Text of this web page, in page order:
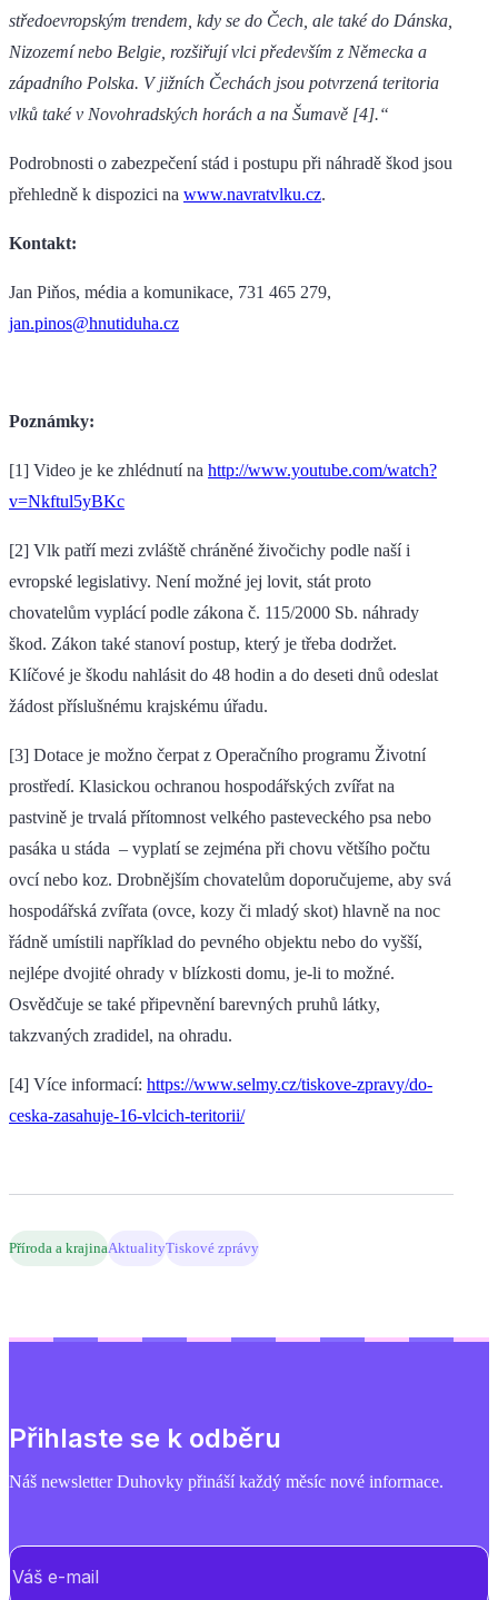
středoevropským trendem, kdy se do Čech, ale také do Dánska,
Nizozemí nebo Belgie, rozšiřují vlci především z Německa a
západního Polska. V jižních Čechách jsou potvrzená teritoria
vlků také v Novohradských horách a na Šumavě [4].“
Podrobnosti o zabezpečení stád i postupu při náhradě škod jsou
přehledně k dispozici na www.navratvlku.cz.
Kontakt:
Jan Piňos, média a komunikace, 731 465 279,
jan.pinos@hnutiduha.cz
Poznámky:
[1] Video je ke zhlédnutí na http://www.youtube.com/watch?
v=Nkftul5yBKc
[2] Vlk patří mezi zvláště chráněné živočichy podle naší i
evropské legislativy. Není možné jej lovit, stát proto
chovatelům vyplácí podle zákona č. 115/2000 Sb. náhrady
škod. Zákon také stanoví postup, který je třeba dodržet.
Klíčové je škodu nahlásit do 48 hodin a do deseti dnů odeslat
žádost příslušnému krajskému úřadu.
[3] Dotace je možno čerpat z Operačního programu Životní
prostředí. Klasickou ochranou hospodářských zvířat na
pastvině je trvalá přítomnost velkého pasteveckého psa nebo
pasáka u stáda – vyplatí se zejména při chovu většího počtu
ovcí nebo koz. Drobnějším chovatelům doporučujeme, aby svá
hospodářská zvířata (ovce, kozy či mladý skot) hlavně na noc
řádně umístili například do pevného objektu nebo do vyšší,
nejlépe dvojité ohrady v blízkosti domu, je-li to možné.
Osvědčuje se také připevnění barevných pruhů látky,
takzvaných zradidel, na ohradu.
[4] Více informací: https://www.selmy.cz/tiskove-zpravy/do-
ceska-zasahuje-16-vlcich-teritorii/
Příroda a krajinaAktualityTiskové zprávy
Přihlaste se k odběru
Náš newsletter Duhovky přináší každý měsíc nové informace.
E-mail